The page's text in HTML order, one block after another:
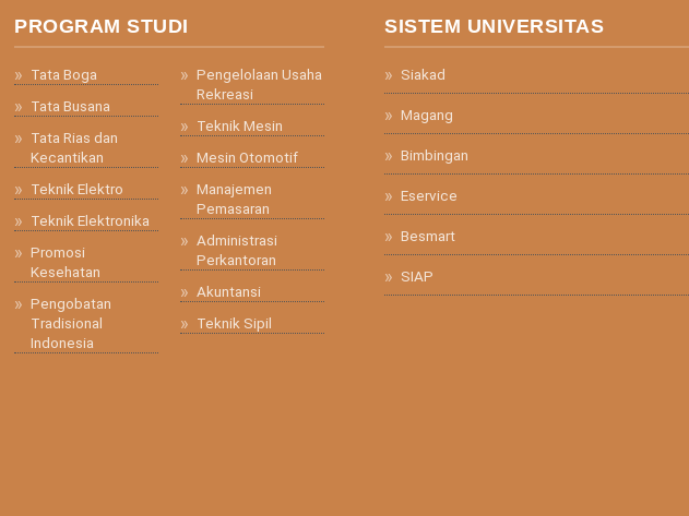
PROGRAM STUDI
Tata Boga
Tata Busana
Tata Rias dan
Kecantikan
Teknik Elektro
Teknik Elektronika
Promosi
Kesehatan
Pengobatan
Tradisional
Indonesia
Pengelolaan Usaha
Rekreasi
Teknik Mesin
Mesin Otomotif
Manajemen
Pemasaran
Administrasi
Perkantoran
Akuntansi
Teknik Sipil
SISTEM UNIVERSITAS
Siakad
Magang
Bimbingan
Eservice
Besmart
SIAP